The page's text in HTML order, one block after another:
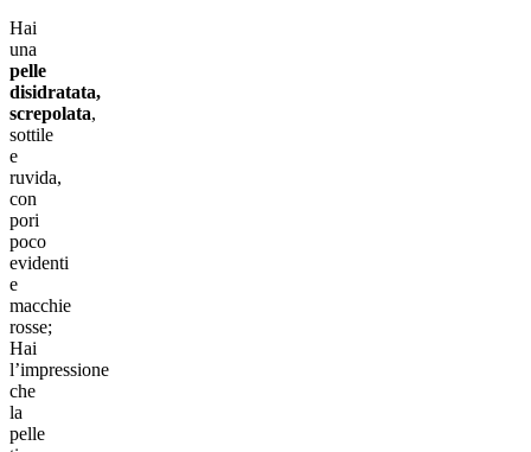
Hai
una
pelle
disidratata,
screpolata,
sottile
e
ruvida,
con
pori
poco
evidenti
e
macchie
rosse;
Hai
l’impressione
che
la
pelle